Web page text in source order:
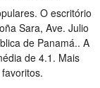
. O escritório
Sara, Ave. Julio
de Panamá.. A
de 4.1. Mais